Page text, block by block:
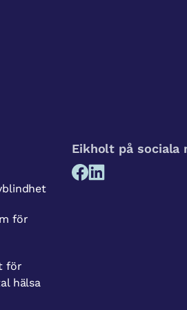
för
för
hälsa
Eikholt på sociala